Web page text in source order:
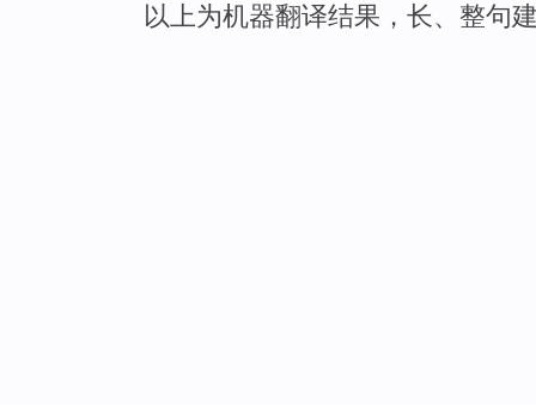
以上为机器翻译结果，长、整句